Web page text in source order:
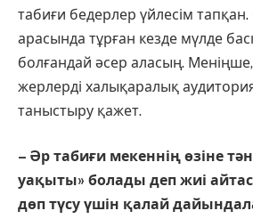
табиғи бедерлер үйлесім тапқан.
арасында тұрған кезде мүлде
болғандай әсер аласың.
жерлерді халықаралық
таныстыру қажет.
– Әр табиғи мекеннің өзіне
уақыты» болады деп жиі
дөп түсу үшін қалай